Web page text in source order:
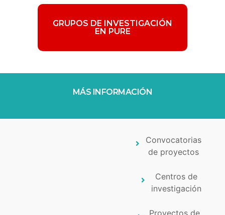
GRUPOS DE INVESTIGACIÓN
EN PURE
MÁS INFORMACIÓN
Convocatorias
de proyectos
Centros de
investigación